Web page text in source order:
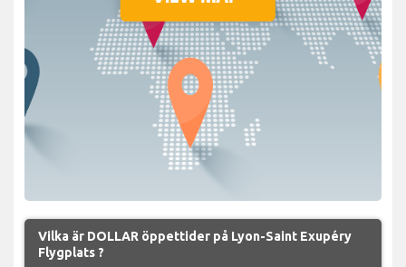
Vilka är DOLLAR öppettider på Lyon-Saint Exupéry
Flygplats ?